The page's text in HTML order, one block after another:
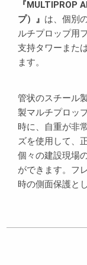
『MULTIPROP
プ）』 は、個別
ルチプロップ用
支持タワーまた
ます。
管状のスチール
製マルチプロッ
時に、自重が非
ズを使用して、
個々の建設現場
ができます。フ
時の側面保護と